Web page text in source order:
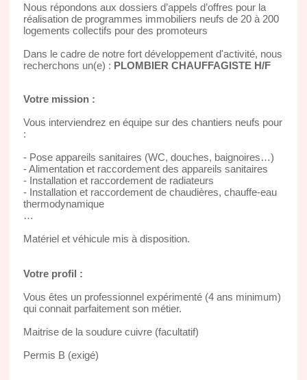
Nous répondons aux dossiers d’appels d’offres pour la
réalisation de programmes immobiliers neufs de 20 à 200
logements collectifs pour des promoteurs
Dans le cadre de notre fort développement d'activité, nous
recherchons un(e) : PLOMBIER CHAUFFAGISTE H/F
Votre mission :
Vous interviendrez en équipe sur des chantiers neufs pour
:
- Pose appareils sanitaires (WC, douches, baignoires…)
- Alimentation et raccordement des appareils sanitaires
- Installation et raccordement de radiateurs
- Installation et raccordement de chaudières, chauffe-eau
thermodynamique
…
Matériel et véhicule mis à disposition.
Votre profil :
Vous êtes un professionnel expérimenté (4 ans minimum)
qui connait parfaitement son métier.
Maitrise de la soudure cuivre (facultatif)
Permis B (exigé)